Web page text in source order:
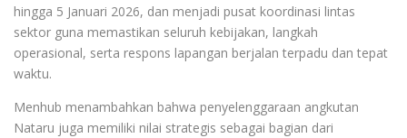
hingga 5 Januari 2026, dan menjadi pusat koordinasi lintas
sektor guna memastikan seluruh kebijakan, langkah
operasional, serta respons lapangan berjalan terpadu dan tepat
waktu.
Menhub menambahkan bahwa penyelenggaraan angkutan
Nataru juga memiliki nilai strategis sebagai bagian dari